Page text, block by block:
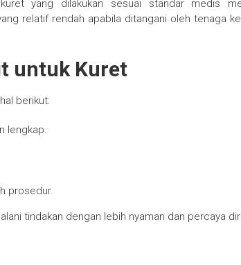
yang dilakukan sesuai standar medis
relatif rendah apabila ditangani oleh tenaga
untuk Kuret
berikut:
lengkap.
prosedur.
tindakan dengan lebih nyaman dan percaya